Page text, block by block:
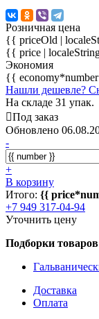
Розничная цена
{{ priceOld |
{{ price |
Экономия
{{
Нашли дешевле?
На складе 31 упак.
Под заказ
Обновлено
-
+
В корзину
Итого: {{
+7 949 317-04-94
Уточнить цену
Подборки
Доставка
Оплата